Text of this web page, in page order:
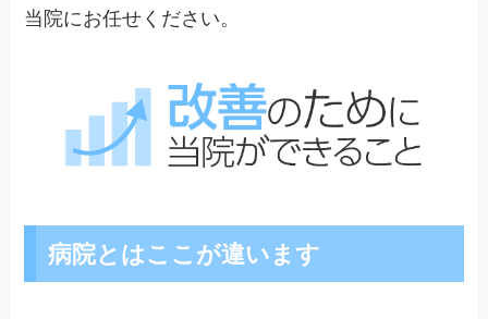
当院にお任せください。
病院とはここが違います